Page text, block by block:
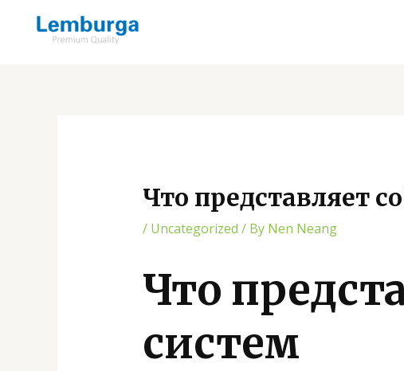
Что представляет
/ Uncategorized / By Nen Neang
Что
систем
navigation